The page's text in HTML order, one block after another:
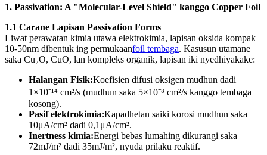
1. Passivation: A "Molecular-Level Shield" kanggo Copper Foil
1.1 Carane Lapisan Passivation Forms
Liwat perawatan kimia utawa elektrokimia, lapisan oksida kompak
10-50nm dibentuk ing permukaanfoil tembaga. Kasusun utamane
saka Cu₂O, CuO, lan kompleks organik, lapisan iki nyedhiyakake:
Halangan Fisik:Koefisien difusi oksigen mudhun dadi
1×10⁻¹⁴ cm²/s (mudhun saka 5×10⁻⁸ cm²/s kanggo tembaga
kosong).
Pasif elektrokimia:Kapadhetan saiki korosi mudhun saka
10μA/cm² dadi 0,1μA/cm².
Inertness kimia:Energi bebas lumahing dikurangi saka
72mJ/m² dadi 35mJ/m², nyuda prilaku reaktif.